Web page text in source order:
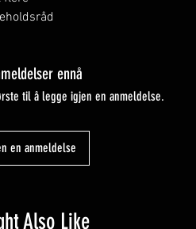
ennå
til å legge igjen en anmeldelse.
en anmeldelse
Also Like